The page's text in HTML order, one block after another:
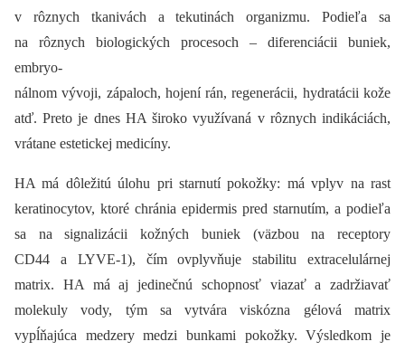
v rôznych tkanivách a tekutinách organizmu. Podieľa sa
na rôznych biologických procesoch –⁠ diferenciácii buniek,
embryo-
nálnom vývoji, zápaloch, hojení rán, regenerácii, hydratácii kože
atď. Preto je dnes HA široko využívaná v rôznych indikáciách,
vrátane estetickej medicíny.
HA má dôležitú úlohu pri starnutí pokožky: má vplyv na rast
keratinocytov, ktoré chránia epidermis pred starnutím, a podieľa
sa na signalizácii kožných buniek (väzbou na receptory
CD44 a LYVE-1), čím ovplyvňuje stabilitu extracelulárnej
matrix. HA má aj jedinečnú schopnosť viazať a zadržiavať
molekuly vody, tým sa vytvára viskózna gélová matrix
vypĺňajúca medzery medzi bunkami pokožky. Výsledkom je